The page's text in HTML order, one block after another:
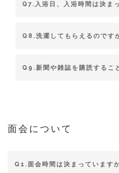
Q7.入浴日、入浴時間は決ま
Q8.洗濯してもらえるのです
Q9.新聞や雑誌を購読するこ
面会について
Q1.面会時間は決まっています